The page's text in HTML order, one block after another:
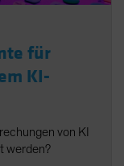
für
KI-
von KI
werden?